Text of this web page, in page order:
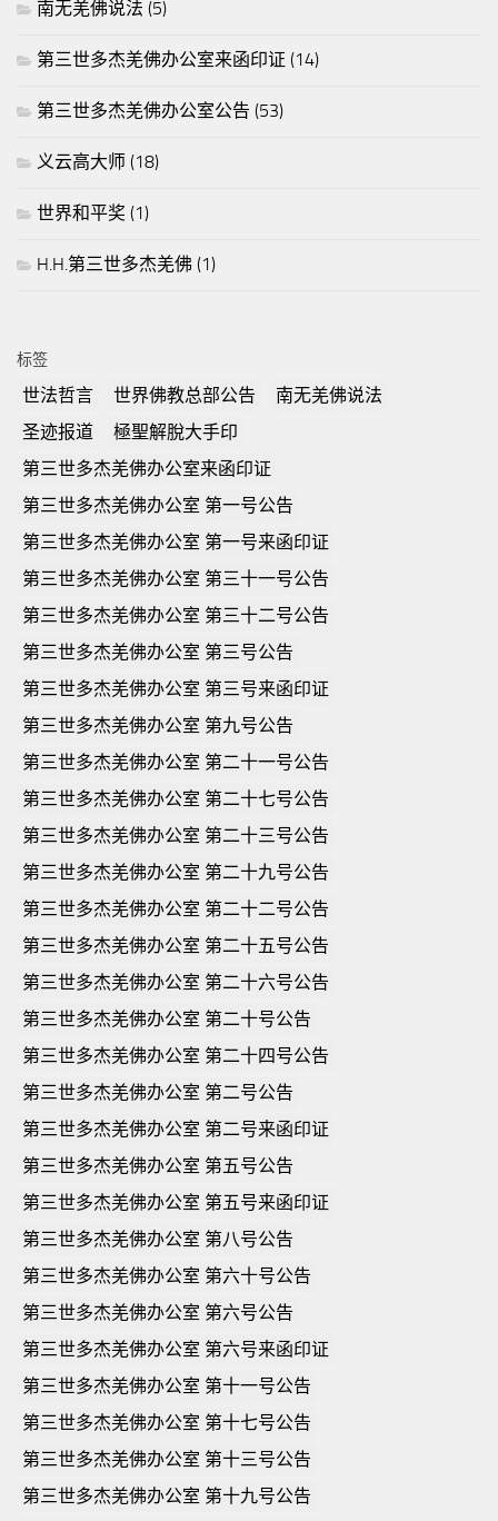
南无羌佛说法 (5)
第三世多杰羌佛办公室来函印证 (14)
第三世多杰羌佛办公室公告 (53)
义云高大师 (18)
世界和平奖 (1)
H.H.第三世多杰羌佛 (1)
标签
世法哲言 世界佛教总部公告
南无羌佛说法
圣迹报道
極聖解脫大手印
第三世多杰羌佛办公室来函印证
第三世多杰羌佛办公室 第一号公告
第三世多杰羌佛办公室 第一号来函印证
第三世多杰羌佛办公室 第三十一号公告
第三世多杰羌佛办公室 第三十二号公告
第三世多杰羌佛办公室 第三号公告
第三世多杰羌佛办公室 第三号来函印证
第三世多杰羌佛办公室 第九号公告
第三世多杰羌佛办公室 第二十一号公告
第三世多杰羌佛办公室 第二十七号公告
第三世多杰羌佛办公室 第二十三号公告
第三世多杰羌佛办公室 第二十九号公告
第三世多杰羌佛办公室 第二十二号公告
第三世多杰羌佛办公室 第二十五号公告
第三世多杰羌佛办公室 第二十六号公告
第三世多杰羌佛办公室 第二十号公告
第三世多杰羌佛办公室 第二十四号公告
第三世多杰羌佛办公室 第二号公告
第三世多杰羌佛办公室 第二号来函印证
第三世多杰羌佛办公室 第五号公告
第三世多杰羌佛办公室 第五号来函印证
第三世多杰羌佛办公室 第八号公告
第三世多杰羌佛办公室 第六十号公告
第三世多杰羌佛办公室 第六号公告
第三世多杰羌佛办公室 第六号来函印证
第三世多杰羌佛办公室 第十一号公告
第三世多杰羌佛办公室 第十七号公告
第三世多杰羌佛办公室 第十三号公告
第三世多杰羌佛办公室 第十九号公告